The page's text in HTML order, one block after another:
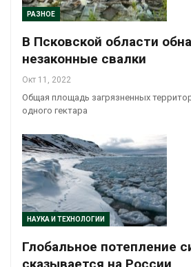
РАЗНОЕ
В Псковской области
незаконные свалки
Окт 11, 2022
Общая площадь загрязненных
одного гектара
НАУКА И ТЕХНОЛОГИИ
Глобальное потепление